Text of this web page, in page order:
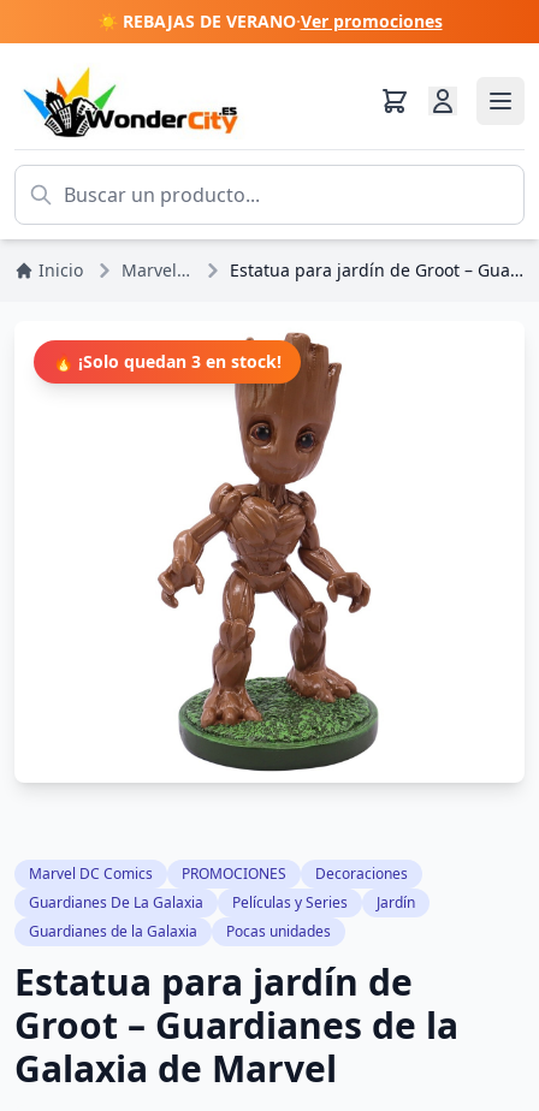
☀️ REBAJAS DE VERANO·Ver promociones
Inicio Marvel DC Comics Estatua para jardín de Groot – Guardianes de la Galaxia de Marvel
🔥 ¡Solo quedan 3 en stock!
Marvel DC Comics PROMOCIONES
Decoraciones
Guardianes De La Galaxia
Películas y Series
Jardín
Guardianes de la Galaxia
Pocas unidades
Estatua para jardín de
Groot – Guardianes de la
Galaxia de Marvel